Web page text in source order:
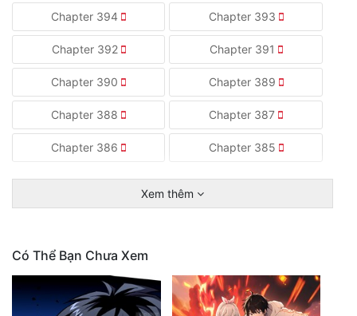
Chapter 394 Chapter 393
Chapter 392 Chapter 391
Chapter 390 Chapter 389
Chapter 388 Chapter 387
Chapter 386 Chapter 385
Xem thêm
Có Thể Bạn Chưa Xem